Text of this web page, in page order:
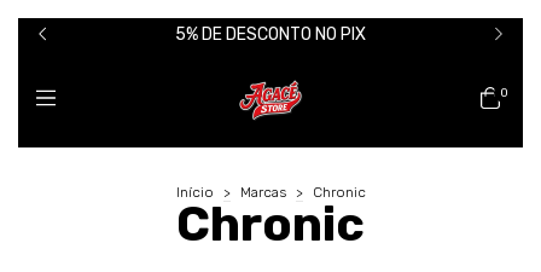
5% DE DESCONTO NO PIX
0
Início > Marcas > Chronic
Chronic